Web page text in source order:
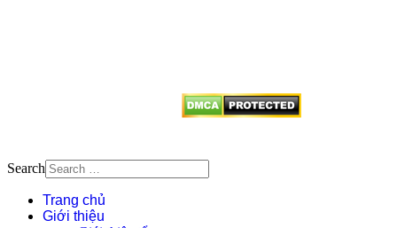
Search
Trang chủ
Giới thiệu